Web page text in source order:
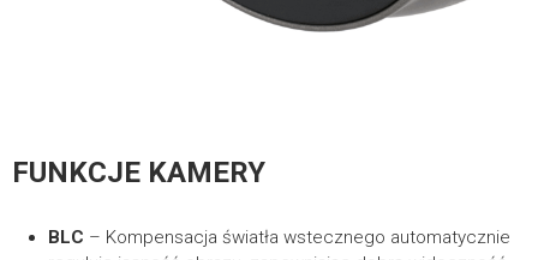
FUNKCJE KAMERY
BLC – Kompensacja światła wstecznego automatycznie